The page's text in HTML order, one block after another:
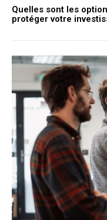
Quelles sont les
protéger votre